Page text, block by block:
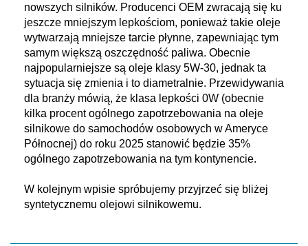
nowszych silników. Producenci OEM zwracają się ku
jeszcze mniejszym lepkościom, ponieważ takie oleje
wytwarzają mniejsze tarcie płynne, zapewniając tym
samym większą oszczędność paliwa. Obecnie
najpopularniejsze są oleje klasy 5W-30, jednak ta
sytuacja się zmienia i to diametralnie. Przewidywania
dla branży mówią, że klasa lepkości 0W (obecnie
kilka procent ogólnego zapotrzebowania na oleje
silnikowe do samochodów osobowych w Ameryce
Północnej) do roku 2025 stanowić będzie 35%
ogólnego zapotrzebowania na tym kontynencie.
W kolejnym wpisie spróbujemy przyjrzeć się bliżej
syntetycznemu olejowi silnikowemu.